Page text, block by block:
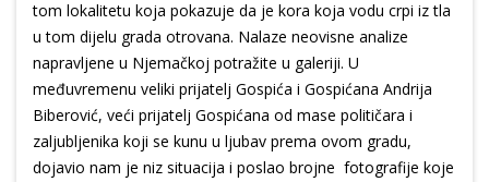
tom lokalitetu koja pokazuje da je kora koja vodu crpi iz tla
u tom dijelu grada otrovana. Nalaze neovisne analize
napravljene u Njemačkoj potražite u galeriji. U
međuvremenu veliki prijatelj Gospića i Gospićana Andrija
Biberović, veći prijatelj Gospićana od mase političara i
zaljubljenika koji se kunu u ljubav prema ovom gradu,
dojavio nam je niz situacija i poslao brojne fotografije koje